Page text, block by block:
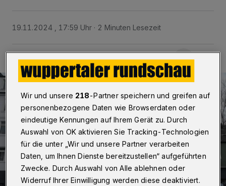
19.11.2024 , 17:59 Uhr 2 Minuten Lesezeit
Wir und unsere 218-Partner speichern und greifen auf
personenbezogene Daten wie Browserdaten oder
eindeutige Kennungen auf Ihrem Gerät zu. Durch
Auswahl von OK aktivieren Sie Tracking-Technologien
für die unter „Wir und unsere Partner verarbeiten
Daten, um Ihnen Dienste bereitzustellen“ aufgeführten
Zwecke. Durch Auswahl von Alle ablehnen oder
Widerruf Ihrer Einwilligung werden diese deaktiviert.